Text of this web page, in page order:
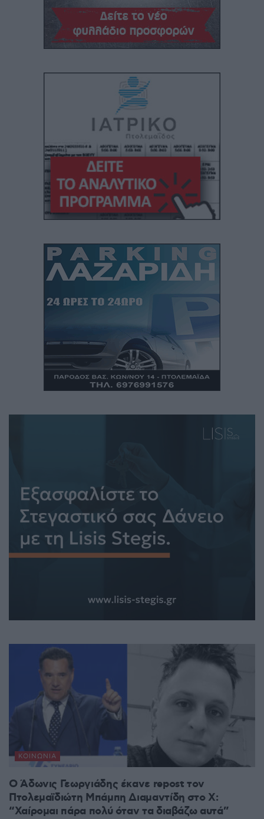
ΚΟΙΝΩΝΊΑ
Ο Άδωνις Γεωργιάδης έκανε repost τον
Πτολεμαϊδιώτη Μπάμπη Διαμαντίδη στο X:
“Χαίρομαι πάρα πολύ όταν τα διαβάζω αυτά”